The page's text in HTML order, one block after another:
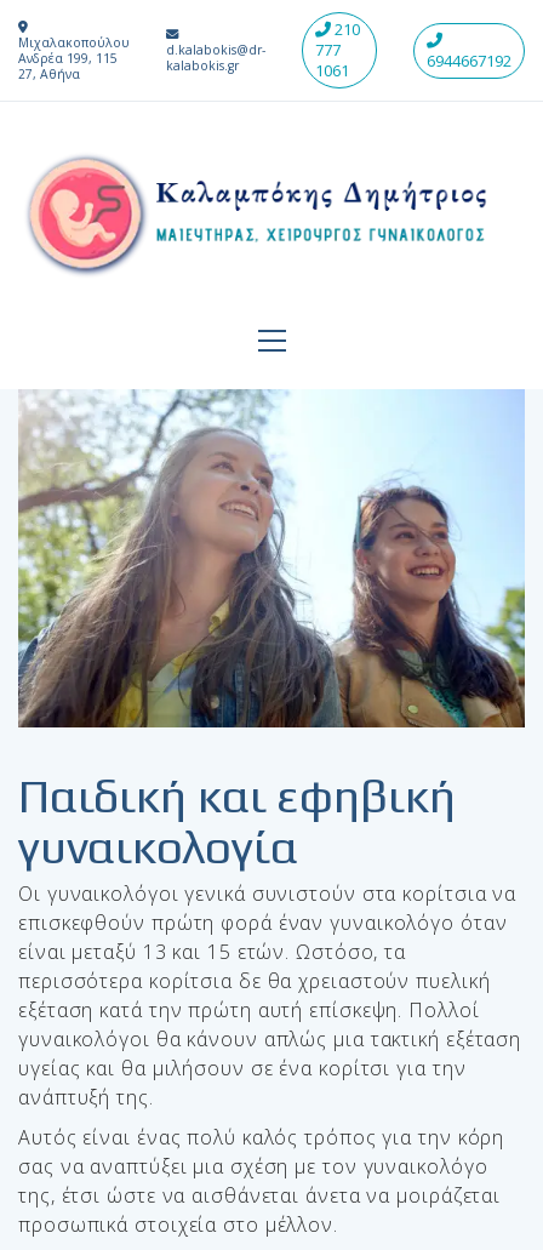
Μιχαλακοπούλου
Ανδρέα 199, 115
27, Αθήνα
d.kalabokis@dr-
kalabokis.gr
210
777
1061
6944667192
Παιδική και εφηβική
γυναικολογία
Οι γυναικολόγοι γενικά συνιστούν στα κορίτσια να
επισκεφθούν πρώτη φορά έναν γυναικολόγο όταν
είναι μεταξύ 13 και 15 ετών. Ωστόσο, τα
περισσότερα κορίτσια δε θα χρειαστούν πυελική
εξέταση κατά την πρώτη αυτή επίσκεψη. Πολλοί
γυναικολόγοι θα κάνουν απλώς μια τακτική εξέταση
υγείας και θα μιλήσουν σε ένα κορίτσι για την
ανάπτυξή της.
Αυτός είναι ένας πολύ καλός τρόπος για την κόρη
σας να αναπτύξει μια σχέση με τον γυναικολόγο
της, έτσι ώστε να αισθάνεται άνετα να μοιράζεται
προσωπικά στοιχεία στο μέλλον.